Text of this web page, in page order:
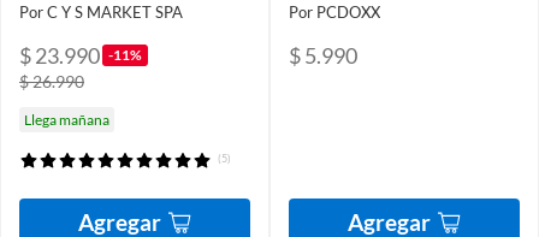
Por C Y S MARKET SPA
$ 23.990 -11%
$ 26.990
Llega mañana
(5)
Agregar
Por PCDOXX
$ 5.990
Agregar